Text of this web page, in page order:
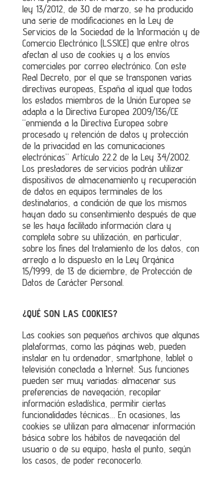
ley 13/2012, de 30 de marzo, se ha producido
una serie de modificaciones en la Ley de
Servicios de la Sociedad de la Información y de
Comercio Electrónico (LSSICE) que entre otros
afectan al uso de cookies y a los envíos
comerciales por correo electrónico. Con este
Real Decreto, por el que se transponen varias
directivas europeas, España al igual que todos
los estados miembros de la Unión Europea se
adapta a la Directiva Europea 2009/136/CE
“enmienda a la Directiva Europea sobre
procesado y retención de datos y protección
de la privacidad en las comunicaciones
electrónicas” Artículo 22.2 de la Ley 34/2002.
Los prestadores de servicios podrán utilizar
dispositivos de almacenamiento y recuperación
de datos en equipos terminales de los
destinatarios, a condición de que los mismos
hayan dado su consentimiento después de que
se les haya facilitado información clara y
completa sobre su utilización, en particular,
sobre los fines del tratamiento de los datos, con
arreglo a lo dispuesto en la Ley Orgánica
15/1999, de 13 de diciembre, de Protección de
Datos de Carácter Personal.
¿QUÉ SON LAS COOKIES?
Las cookies son pequeños archivos que algunas
plataformas, como las páginas web, pueden
instalar en tu ordenador, smartphone, tablet o
televisión conectada a Internet. Sus funciones
pueden ser muy variadas: almacenar sus
preferencias de navegación, recopilar
información estadística, permitir ciertas
funcionalidades técnicas… En ocasiones, las
cookies se utilizan para almacenar información
básica sobre los hábitos de navegación del
usuario o de su equipo, hasta el punto, según
los casos, de poder reconocerlo.